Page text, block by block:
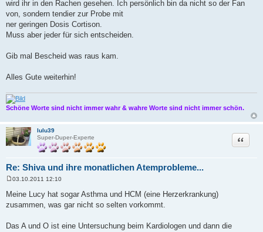
wird ihr in den Rachen gesehen. Ich persönlich bin da nicht so der Fan
von, sondern tendier zur Probe mit
ner geringen Dosis Cortison.
Muss aber jeder für sich entscheiden.
Gib mal Bescheid was raus kam.
Alles Gute weiterhin!
Schöne Worte sind nicht immer wahr & wahre Worte sind nicht immer schön.
lulu39
Super-Duper-Experte
Re: Shiva und ihre monatlichen Atemprobleme...
Zitat
i
t
g
03.10.2011 12:10
Meine Lucy hat sogar Asthma und HCM (eine Herzerkrankung)
zusammen, was gar nicht so selten vorkommt.
Das A und O ist eine Untersuchung beim Kardiologen und dann die